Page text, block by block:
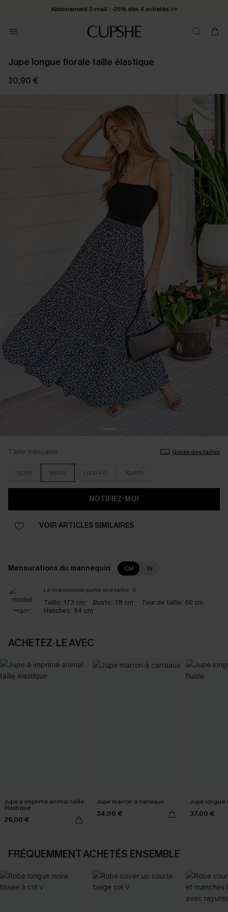
Abonnement E-mail : -25% dès 4 achetés >>
Jupe longue florale taille élastique
30,90 €
Taille française Guide des tailles
S(38) M(40) L(42/44) XL(46)
NOTIFIEZ-MOI
VOIR ARTICLES SIMILAIRES
Mensurations du mannequin CM IN
Le mannequin porte une taille: S
Taille: 173 cm Buste: 78 cm Tour de taille: 60 cm
Hanches: 84 cm
ACHETEZ‑LE AVEC
Jupe à imprimé animal taille
élastique
29,00 €
Jupe marron à carreaux
34,00 €
Jupe longue
37,00 €
FRÉQUEMMENT ACHETÉS ENSEMBLE